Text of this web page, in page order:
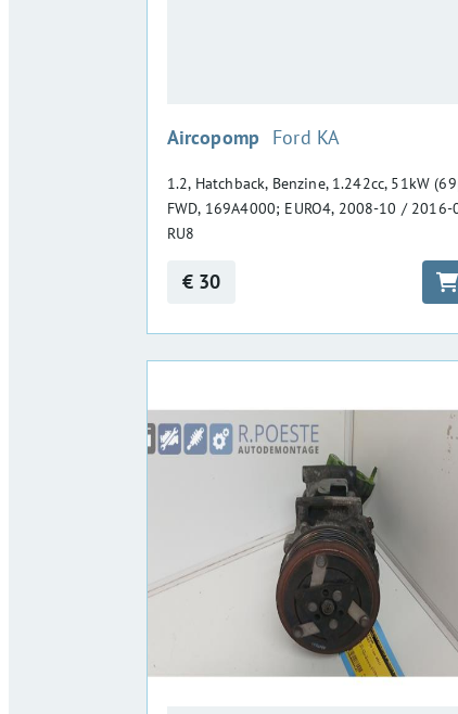
Aircopomp :Ford KA
1.2, Hatchback, Benzine, 1.242cc, 51kW
FWD, 169A4000; EURO4, 2008-10 / 2016-
RU8
€ 30